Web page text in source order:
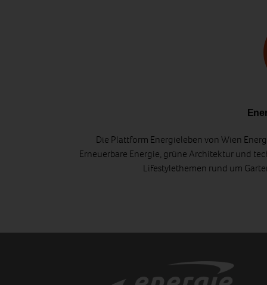
Die Plattform Energieleben von Wien
Erneuerbare Energie, grüne Architektur und
Lifestylethemen rund um